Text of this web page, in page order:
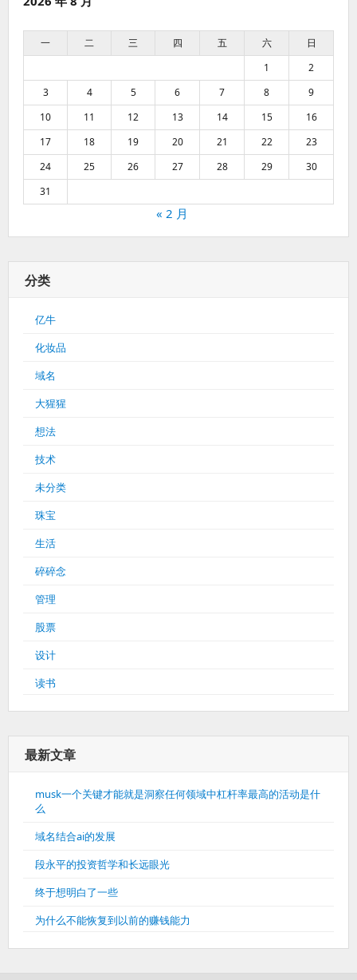
一 二 三 四 五 六
日
1
2
3
4 5 6 7 8
9
10
11 12 13 14 15
16
17
18 19 20 21 22
23
24
25 26 27 28 29
30
31
« 2 月
分类
亿牛
化妆品
域名
大猩猩
想法
技术
未分类
珠宝
生活
碎碎念
管理
股票
设计
读书
最新文章
musk一个关键才能就是洞察任何领域中杠杆率最高的活动是什
么
域名结合ai的发展
段永平的投资哲学和长远眼光
终于想明白了一些
为什么不能恢复到以前的赚钱能力